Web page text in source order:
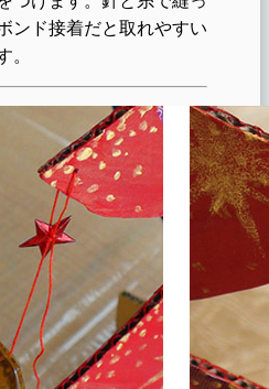
ンド接着だと取れやすい
。